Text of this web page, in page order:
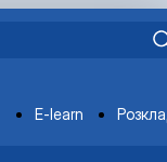
E-learn